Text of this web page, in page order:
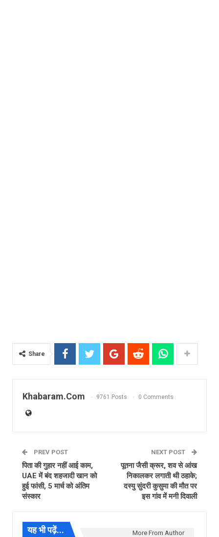
Share
Khabaram.Com 9761 Posts 0 Comments
PREV POST
पिता की गुहार नहीं आई काम,
UAE में बंद शहजादी खान को
हुई फांसी, 5 मार्च को अंतिम
संस्कार
NEXT POST
पूतना जैसी क्रूर, शव से आंख
निकालकर लगाती थी ठहाके;
दस्यु सुंदरी कुसुमा की मौत पर
इस गांव में मनी दिवाली
यह भी पढ़ें... More From Author